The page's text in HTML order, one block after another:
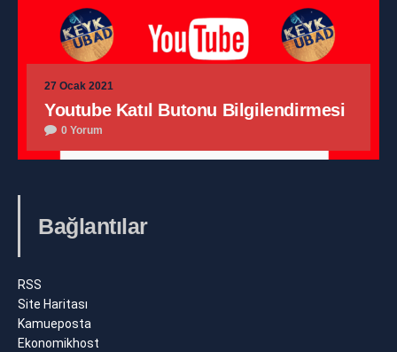
27 Ocak 2021
Youtube Katıl Butonu Bilgilendirmesi
0 Yorum
Bağlantılar
RSS
Site Haritası
Kamueposta
Ekonomikhost